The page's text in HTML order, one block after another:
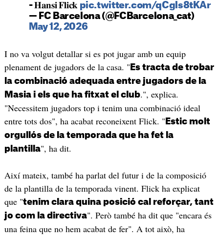
- 𝐇𝐚𝐧𝐬𝐢 𝐅𝐥𝐢𝐜𝐤 pic.twitter.com/qCgls8tKAr
— FC Barcelona (@FCBarcelona_cat)
May 12, 2026
I no va volgut detallar si es pot jugar amb un equip
plenament de jugadors de la casa. " Es tracta de trobar
la combinació adequada entre jugadors de la
Masia i els que ha fitxat el club.", explica.
"Necessitem jugadors top i tenim una combinació ideal
entre tots dos", ha acabat reconeixent Flick. " Estic molt
orgullós de la temporada que ha fet la
plantilla", ha dit.
Així mateix, també ha parlat del futur i de la composició
de la plantilla de la temporada vinent. Flick ha explicat
que "tenim clara quina posició cal reforçar, tant
jo com la directiva". Però també ha dit que "encara és
una feina que no hem acabat de fer". A tot això, ha